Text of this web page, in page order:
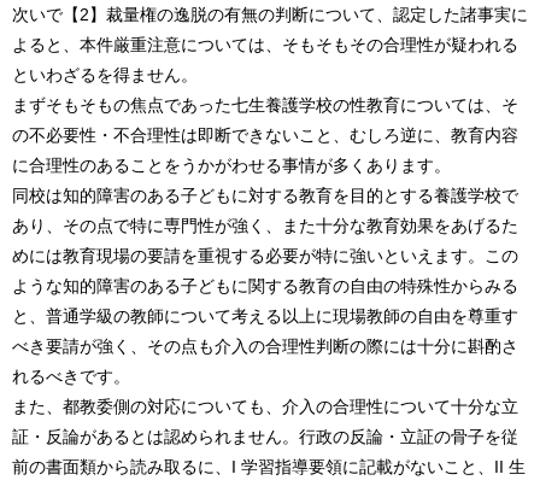
次いで【2】裁量権の逸脱の有無の判断について、認定した諸事実に
よると、本件厳重注意については、そもそもその合理性が疑われる
といわざるを得ません。
まずそもそもの焦点であった七生養護学校の性教育については、そ
の不必要性・不合理性は即断できないこと、むしろ逆に、教育内容
に合理性のあることをうかがわせる事情が多くあります。
同校は知的障害のある子どもに対する教育を目的とする養護学校で
あり、その点で特に専門性が強く、また十分な教育効果をあげるた
めには教育現場の要請を重視する必要が特に強いといえます。この
ような知的障害のある子どもに関する教育の自由の特殊性からみる
と、普通学級の教師について考える以上に現場教師の自由を尊重す
べき要請が強く、その点も介入の合理性判断の際には十分に斟酌さ
れるべきです。
また、都教委側の対応についても、介入の合理性について十分な立
証・反論があるとは認められません。行政の反論・立証の骨子を従
前の書面類から読み取るに、I 学習指導要領に記載がないこと、II 生